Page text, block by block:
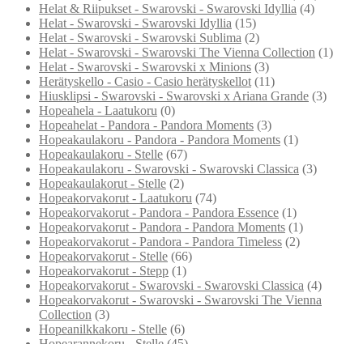
Helat & Riipukset - Swarovski - Swarovski Idyllia (4)
Helat - Swarovski - Swarovski Idyllia (15)
Helat - Swarovski - Swarovski Sublima (2)
Helat - Swarovski - Swarovski The Vienna Collection (1)
Helat - Swarovski - Swarovski x Minions (3)
Herätyskello - Casio - Casio herätyskellot (11)
Hiusklipsi - Swarovski - Swarovski x Ariana Grande (3)
Hopeahela - Laatukoru (0)
Hopeahelat - Pandora - Pandora Moments (3)
Hopeakaulakoru - Pandora - Pandora Moments (1)
Hopeakaulakoru - Stelle (67)
Hopeakaulakoru - Swarovski - Swarovski Classica (3)
Hopeakaulakorut - Stelle (2)
Hopeakorvakorut - Laatukoru (74)
Hopeakorvakorut - Pandora - Pandora Essence (1)
Hopeakorvakorut - Pandora - Pandora Moments (1)
Hopeakorvakorut - Pandora - Pandora Timeless (2)
Hopeakorvakorut - Stelle (66)
Hopeakorvakorut - Stepp (1)
Hopeakorvakorut - Swarovski - Swarovski Classica (4)
Hopeakorvakorut - Swarovski - Swarovski The Vienna
Collection (3)
Hopeanilkkakoru - Stelle (6)